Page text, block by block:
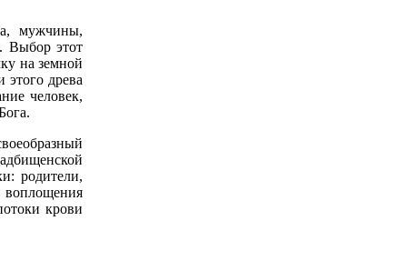
мужчины,
Выбор этот
на земной
этого древа
человек,
родители,
воплощения
крови